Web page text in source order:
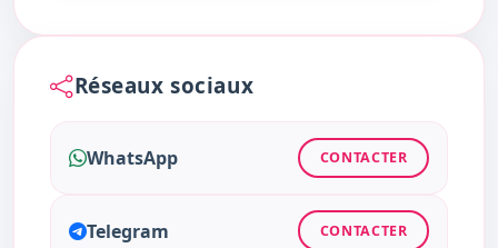
Réseaux sociaux
WhatsApp CONTACTER
Telegram CONTACTER